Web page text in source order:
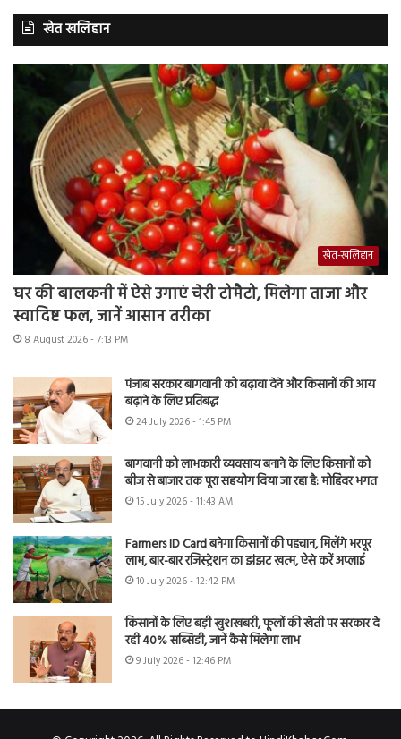
खेत खलिहान
खेत-खलिहान
घर की बालकनी में ऐसे उगाएं चेरी टोमैटो, मिलेगा ताजा और
स्वादिष्ट फल, जानें आसान तरीका
8 August 2026 - 7:13 PM
पंजाब सरकार बागवानी को बढ़ावा देने और किसानों की आय
बढ़ाने के लिए प्रतिबद्ध
24 July 2026 - 1:45 PM
बागवानी को लाभकारी व्यवसाय बनाने के लिए किसानों को
बीज से बाजार तक पूरा सहयोग दिया जा रहा है: मोहिंदर भगत
15 July 2026 - 11:43 AM
Farmers ID Card बनेगा किसानों की पहचान, मिलेंगे भरपूर
लाभ, बार-बार रजिस्ट्रेशन का झंझट खत्म, ऐसे करें अप्लाई
10 July 2026 - 12:42 PM
किसानों के लिए बड़ी खुशखबरी, फूलों की खेती पर सरकार दे
रही 40% सब्सिडी, जानें कैसे मिलेगा लाभ
9 July 2026 - 12:46 PM